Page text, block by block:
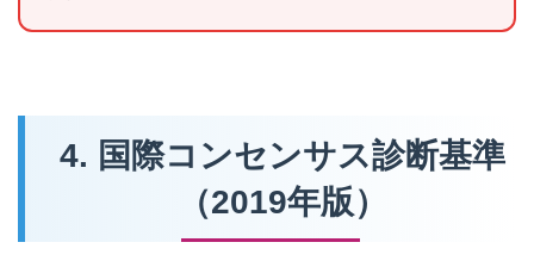
4. 国際コンセンサス診断基準
（2019年版）